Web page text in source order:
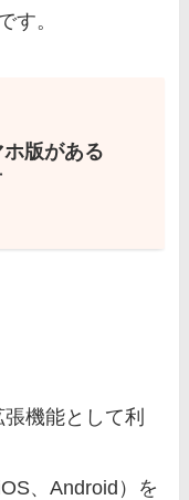
す。
版がある
機能として利
、Android）を